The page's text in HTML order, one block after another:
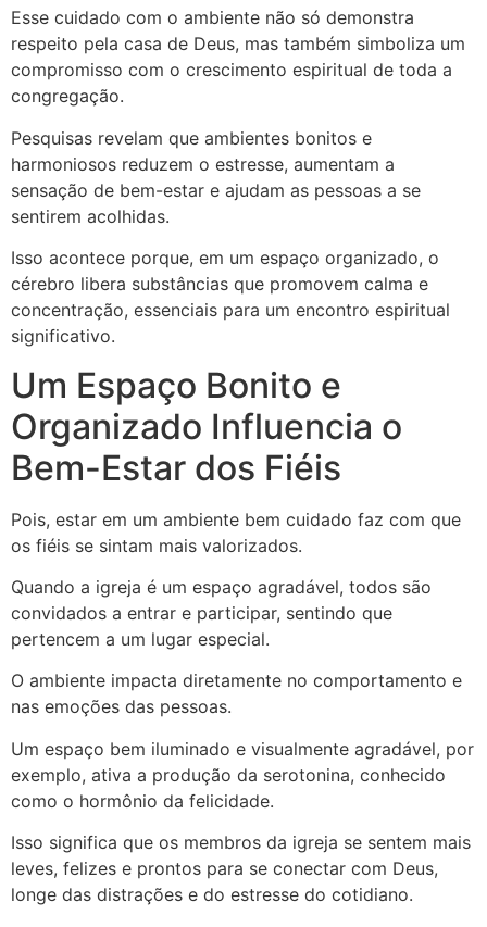
Esse cuidado com o ambiente não só demonstra
respeito pela casa de Deus, mas também simboliza um
compromisso com o crescimento espiritual de toda a
congregação.
Pesquisas revelam que ambientes bonitos e
harmoniosos reduzem o estresse, aumentam a
sensação de bem-estar e ajudam as pessoas a se
sentirem acolhidas.
Isso acontece porque, em um espaço organizado, o
cérebro libera substâncias que promovem calma e
concentração, essenciais para um encontro espiritual
significativo.
Um Espaço Bonito e
Organizado Influencia o
Bem-Estar dos Fiéis
Pois, estar em um ambiente bem cuidado faz com que
os fiéis se sintam mais valorizados.
Quando a igreja é um espaço agradável, todos são
convidados a entrar e participar, sentindo que
pertencem a um lugar especial.
O ambiente impacta diretamente no comportamento e
nas emoções das pessoas.
Um espaço bem iluminado e visualmente agradável, por
exemplo, ativa a produção da serotonina, conhecido
como o hormônio da felicidade.
Isso significa que os membros da igreja se sentem mais
leves, felizes e prontos para se conectar com Deus,
longe das distrações e do estresse do cotidiano.